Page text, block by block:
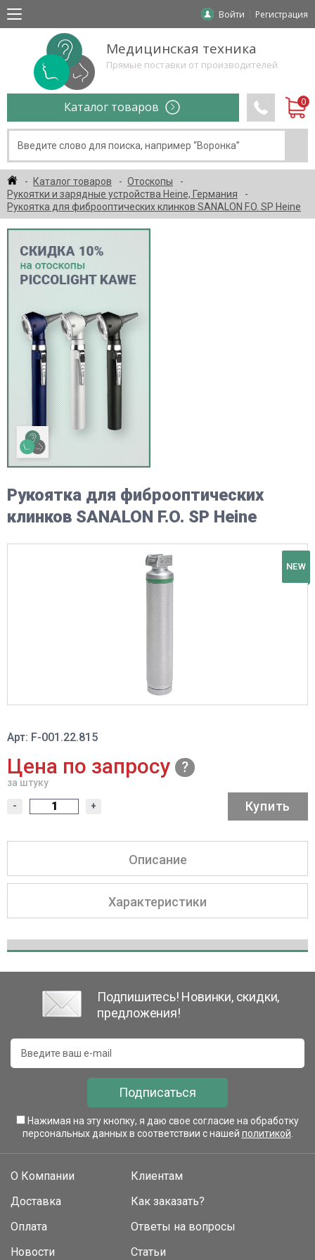
Войти Регистрация
Медицинская техника
Прямые поставки от производителей
Каталог товаров
Каталог товаров
Отоскопы
Рукоятки и зарядные устройства Heine, Германия
Рукоятка для фиброоптических клинков SANALON F.O. SP Heine
Рукоятка для фиброоптических
клинков SANALON F.O. SP Heine
NEW
Арт: F-001.22.815
Цена по запросу
за штуку
- + Купить
Описание
Характеристики
Подпишитесь! Новинки, скидки,
предложения!
Подписаться
Нажимая на эту кнопку, я даю свое согласие на обработку
персональных данных в соответствии с нашей политикой
О Компании
Доставка
Оплата
Новости
Клиентам
Как заказать?
Ответы на вопросы
Статьи